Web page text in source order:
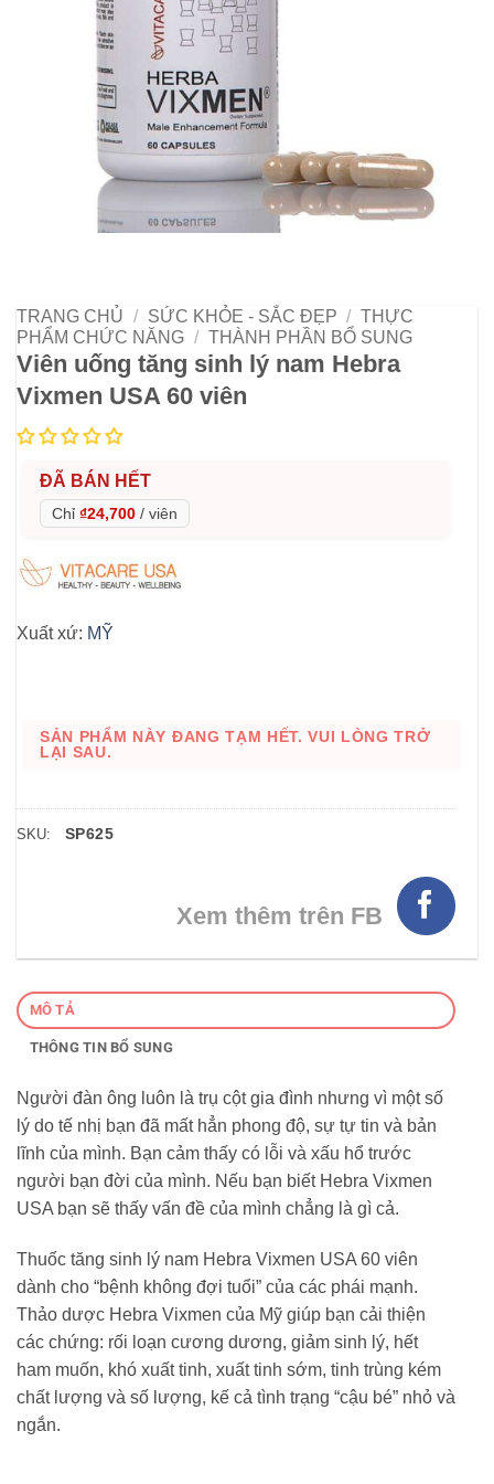
TRANG CHỦ / SỨC KHỎE - SẮC ĐẸP / THỰC
PHẨM CHỨC NĂNG / THÀNH PHẦN BỔ SUNG
Viên uống tăng sinh lý nam Hebra
Vixmen USA 60 viên
ĐÃ BÁN HẾT
Chỉ ₫24,700 / viên
Xuất xứ: MỸ
SẢN PHẨM NÀY ĐANG TẠM HẾT. VUI LÒNG TRỞ
LẠI SAU.
SKU: SP625
Xem thêm trên FB
MÔ TẢ
THÔNG TIN BỔ SUNG
Người đàn ông luôn là trụ cột gia đình nhưng vì một số
lý do tế nhị bạn đã mất hẳn phong độ, sự tự tin và bản
lĩnh của mình. Bạn cảm thấy có lỗi và xấu hổ trước
người bạn đời của mình. Nếu bạn biết Hebra Vixmen
USA bạn sẽ thấy vấn đề của mình chẳng là gì cả.
Thuốc tăng sinh lý nam Hebra Vixmen USA 60 viên
dành cho “bệnh không đợi tuổi” của các phái mạnh.
Thảo dược Hebra Vixmen của Mỹ giúp bạn cải thiện
các chứng: rối loạn cương dương, giảm sinh lý, hết
ham muốn, khó xuất tinh, xuất tinh sớm, tinh trùng kém
chất lượng và số lượng, kế cả tình trạng “cậu bé” nhỏ và
ngắn.